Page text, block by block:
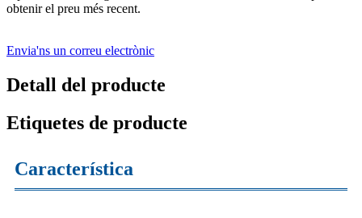
obtenir el preu més recent.
Envia'ns un correu electrònic
Detall del producte
Etiquetes de producte
Característica